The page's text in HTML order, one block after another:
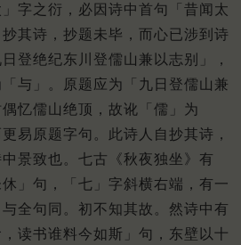
字之衍，必因诗中首句「昔闻太
其诗，抄题未毕，而心已涉到诗
登绝纪东川登儒山兼以志别」，
与」。原题应为「九日登儒山兼
忆儒山绝顶，故讹「儒」为
更易原题字句。此诗人自抄其诗，
景致也。七古《秋夜独坐》有
休」句，「七」字斜横右端，有一
全句同。初不知其故。然诗中有
，读书谁料今如斯」句，东壁以十